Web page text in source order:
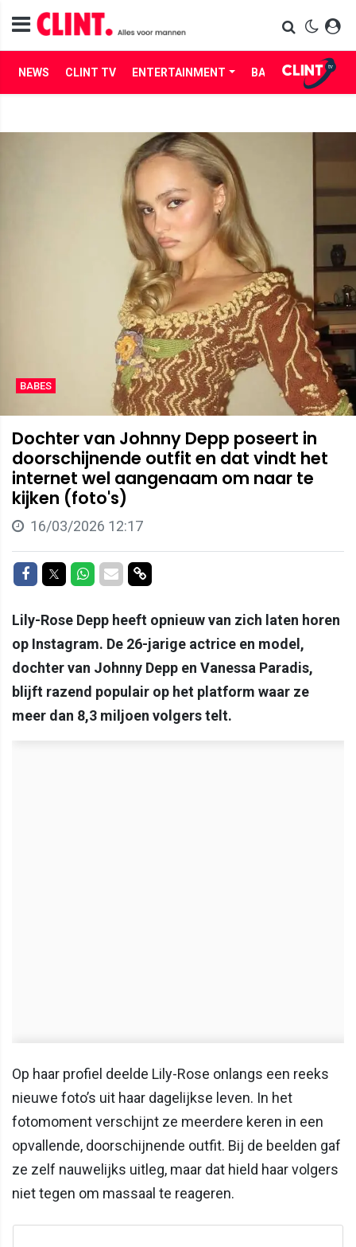
NEWS CLINT TV ENTERTAINMENT BABES LIFE
BABES
Dochter van Johnny Depp poseert in
doorschijnende outfit en dat vindt het
internet wel aangenaam om naar te
kijken (foto's)
16/03/2026 12:17
Delen op Facebook
Delen op Twitter
Delen op Whatsapp
Delen via Mail
Delen via link
Lily-Rose Depp heeft opnieuw van zich laten horen
op Instagram. De 26-jarige actrice en model,
dochter van Johnny Depp en Vanessa Paradis,
blijft razend populair op het platform waar ze
meer dan 8,3 miljoen volgers telt.
Op haar profiel deelde Lily-Rose onlangs een reeks
nieuwe foto’s uit haar dagelijkse leven. In het
fotomoment verschijnt ze meerdere keren in een
opvallende, doorschijnende outfit. Bij de beelden gaf
ze zelf nauwelijks uitleg, maar dat hield haar volgers
niet tegen om massaal te reageren.